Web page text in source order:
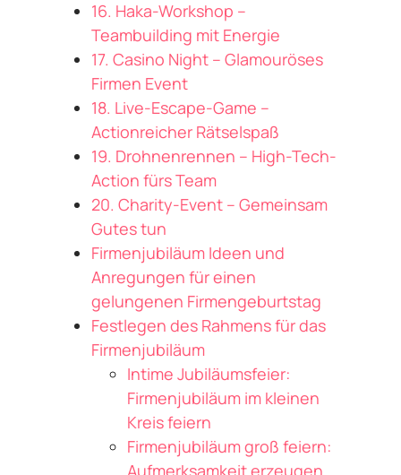
16. Haka-Workshop –
Teambuilding mit Energie
17. Casino Night – Glamouröses
Firmen Event
18. Live-Escape-Game –
Actionreicher Rätselspaß
19. Drohnenrennen – High-Tech-
Action fürs Team
20. Charity-Event – Gemeinsam
Gutes tun
Firmenjubiläum Ideen und
Anregungen für einen
gelungenen Firmengeburtstag
Festlegen des Rahmens für das
Firmenjubiläum
Intime Jubiläumsfeier:
Firmenjubiläum im kleinen
Kreis feiern
Firmenjubiläum groß feiern:
Aufmerksamkeit erzeugen